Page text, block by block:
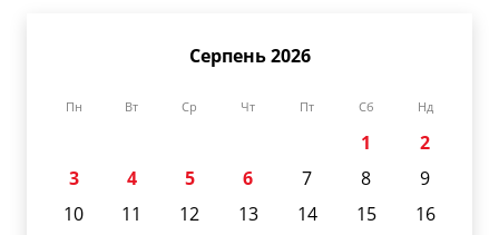
Серпень 2026
Пн Вт Ср Чт Пт Сб Нд
1
2
3
4 5 6 7 8
9
10
11 12 13 14 15
16